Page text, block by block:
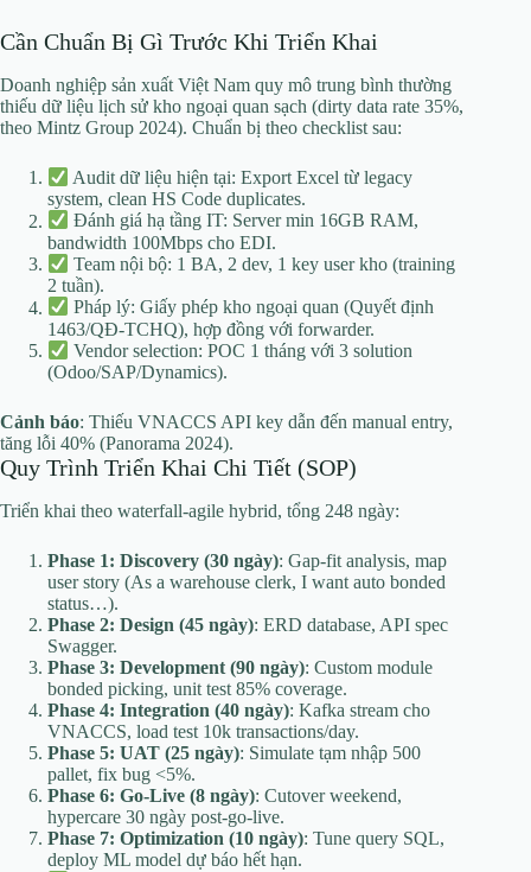
Cần Chuẩn Bị Gì Trước Khi Triển Khai
Doanh nghiệp sản xuất Việt Nam quy mô trung bình thường
thiếu dữ liệu lịch sử kho ngoại quan sạch (dirty data rate 35%,
theo Mintz Group 2024). Chuẩn bị theo checklist sau:
Audit dữ liệu hiện tại: Export Excel từ legacy
system, clean HS Code duplicates.
Đánh giá hạ tầng IT: Server min 16GB RAM,
bandwidth 100Mbps cho EDI.
Team nội bộ: 1 BA, 2 dev, 1 key user kho (training
2 tuần).
Pháp lý: Giấy phép kho ngoại quan (Quyết định
1463/QĐ-TCHQ), hợp đồng với forwarder.
Vendor selection: POC 1 tháng với 3 solution
(Odoo/SAP/Dynamics).
Cảnh báo: Thiếu VNACCS API key dẫn đến manual entry,
tăng lỗi 40% (Panorama 2024).
Quy Trình Triển Khai Chi Tiết (SOP)
Triển khai theo waterfall-agile hybrid, tổng 248 ngày:
Phase 1: Discovery (30 ngày): Gap-fit analysis, map
user story (As a warehouse clerk, I want auto bonded
status…).
Phase 2: Design (45 ngày): ERD database, API spec
Swagger.
Phase 3: Development (90 ngày): Custom module
bonded picking, unit test 85% coverage.
Phase 4: Integration (40 ngày): Kafka stream cho
VNACCS, load test 10k transactions/day.
Phase 5: UAT (25 ngày): Simulate tạm nhập 500
pallet, fix bug <5%.
Phase 6: Go-Live (8 ngày): Cutover weekend,
hypercare 30 ngày post-go-live.
Phase 7: Optimization (10 ngày): Tune query SQL,
deploy ML model dự báo hết hạn.